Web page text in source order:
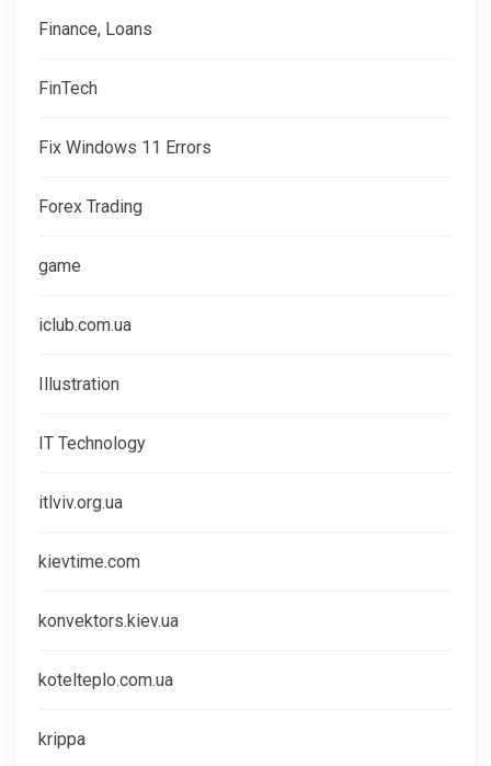
Finance, Loans
FinTech
Fix Windows 11 Errors
Forex Trading
game
iclub.com.ua
Illustration
IT Technology
itlviv.org.ua
kievtime.com
konvektors.kiev.ua
kotelteplo.com.ua
krippa